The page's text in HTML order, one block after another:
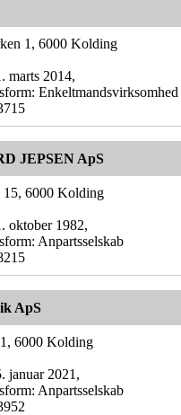
1, 6000 Kolding
marts 2014,
Enkeltmandsvirksomhed
JEPSEN ApS
15, 6000 Kolding
oktober 1982,
Anpartsselskab
ApS
6000 Kolding
januar 2021,
Anpartsselskab